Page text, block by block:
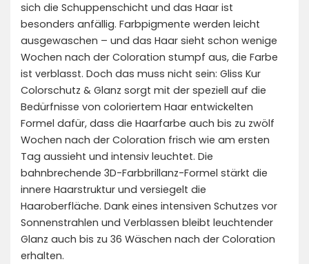
sich die Schuppenschicht und das Haar ist
besonders anfällig. Farbpigmente werden leicht
ausgewaschen – und das Haar sieht schon wenige
Wochen nach der Coloration stumpf aus, die Farbe
ist verblasst. Doch das muss nicht sein: Gliss Kur
Colorschutz & Glanz sorgt mit der speziell auf die
Bedürfnisse von coloriertem Haar entwickelten
Formel dafür, dass die Haarfarbe auch bis zu zwölf
Wochen nach der Coloration frisch wie am ersten
Tag aussieht und intensiv leuchtet. Die
bahnbrechende 3D-Farbbrillanz-Formel stärkt die
innere Haarstruktur und versiegelt die
Haaroberfläche. Dank eines intensiven Schutzes vor
Sonnenstrahlen und Verblassen bleibt leuchtender
Glanz auch bis zu 36 Wäschen nach der Coloration
erhalten.